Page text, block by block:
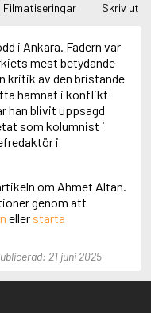
Filmatiseringar Skriv ut
i Ankara. Fadern var
mest betydande
kritik av den bristande
hamnat i konflikt
han blivit uppsagd
som kolumnist i
i
om Ahmet Altan.
genom att
eller starta
21 juni 2025